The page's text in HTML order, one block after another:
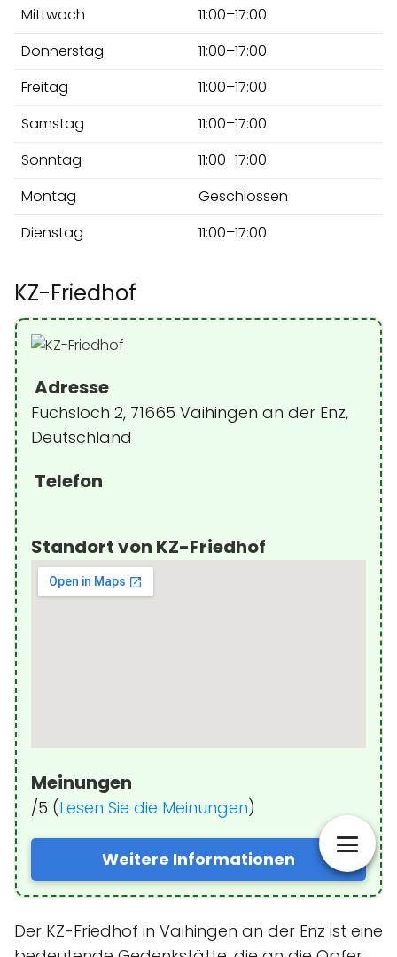
Mittwoch
11:00–17:00
Donnerstag
11:00–17:00
Freitag
11:00–17:00
Samstag
11:00–17:00
Sonntag
11:00–17:00
Montag
Geschlossen
Dienstag
11:00–17:00
KZ-Friedhof
Adresse
Fuchsloch 2, 71665 Vaihingen an der Enz,
Deutschland
Telefon
Standort von KZ-Friedhof
Meinungen
/5 (Lesen Sie die Meinungen)
Weitere Informationen
Der KZ-Friedhof in Vaihingen an der Enz ist eine